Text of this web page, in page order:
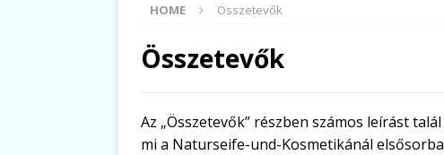
HOME Összetevők
Összetevők
Az „Összetevők” részben számos leírást
mi a Naturseife-und-Kosmetikánál